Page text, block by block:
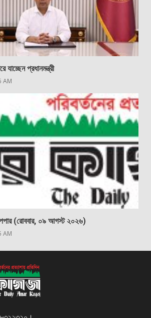
যাচ্ছেন প্রধানমন্ত্রী
AM
(রোববার, ০৯ আগস্ট ২০২৬)
AM